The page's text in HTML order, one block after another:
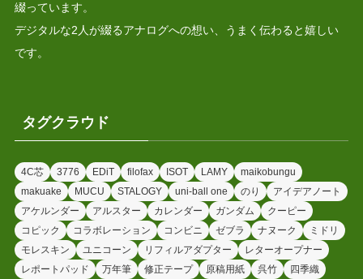
綴っています。
デジタルな2人が綴るアナログへの想い、うまく伝わると嬉しい
です。
タグクラウド
4C芯 3776 EDiT filofax ISOT LAMY
maikobungu
makuake
MUCU STALOGY uni-ball one のり
アイデアノート
アケルンダー
アルスター カレンダー ガンダム
クーピー
コピック
コラボレーション コンビニ ゼブラ ナヌーク
ミドリ
モレスキン
ユニコーン リフィルアダプター
レターオープナー
レポートパッド
万年筆 修正テープ 原稿用紙 呉竹 四季織